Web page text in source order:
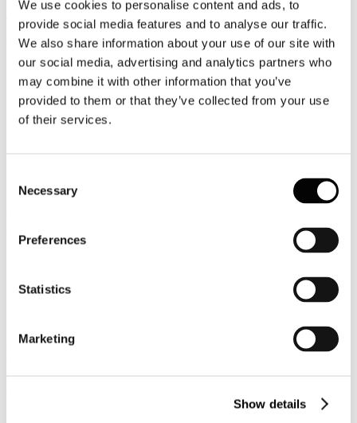
We use cookies to personalise content and ads, to
provide social media features and to analyse our traffic.
We also share information about your use of our site with
our social media, advertising and analytics partners who
may combine it with other information that you’ve
provided to them or that they’ve collected from your use
of their services.
Selection
Necessary
Preferences
Statistics
Marketing
Show details
Leggi tutto...
2026
News 2026
Facile.it/Emg: cala la richiesta di finanziamenti per i viaggi
Luglio
Assocamp: il turismo itinerante un’alternativa sempre più allettante
Il turismo itinerante si consolida come una delle principali alternative
alla ricettività tradizionale. Secondo l’ultima indagine di Assocamp
profili di consumo per la stagione estiva 2026.